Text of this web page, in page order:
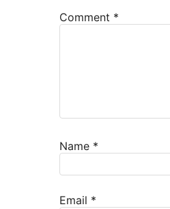
Comment *
Name *
Email *